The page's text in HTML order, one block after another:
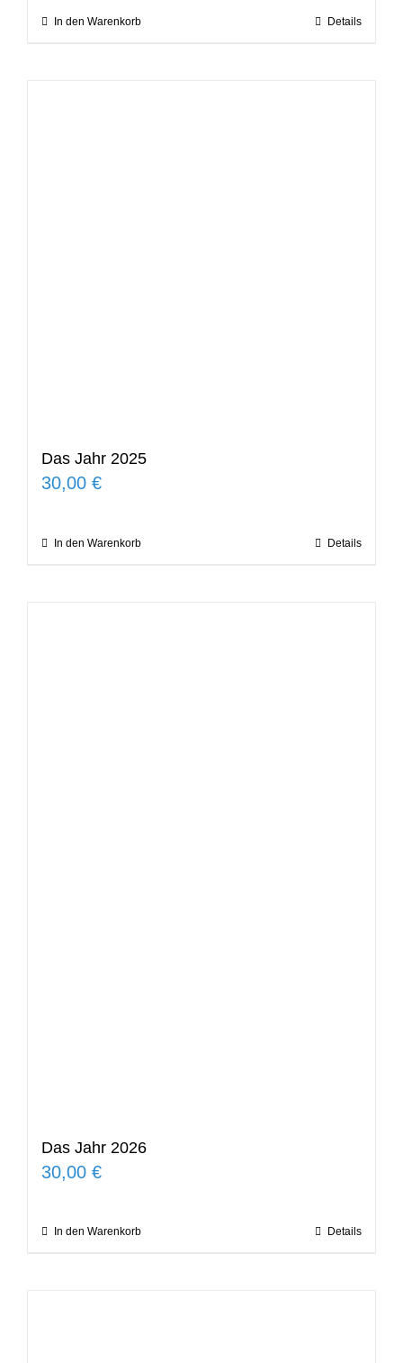
In den Warenkorb Details
Das Jahr 2025
30,00 €
In den Warenkorb Details
Das Jahr 2026
30,00 €
In den Warenkorb Details